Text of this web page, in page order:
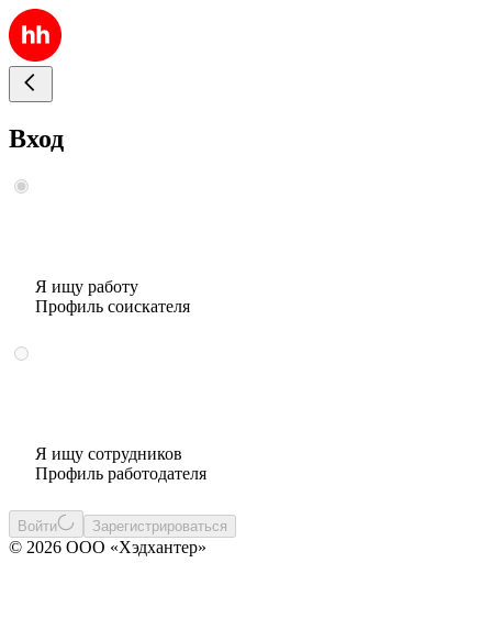
Вход
Я ищу работу
Профиль соискателя
Я ищу сотрудников
Профиль работодателя
Войти Зарегистрироваться
© 2026 ООО «Хэдхантер»